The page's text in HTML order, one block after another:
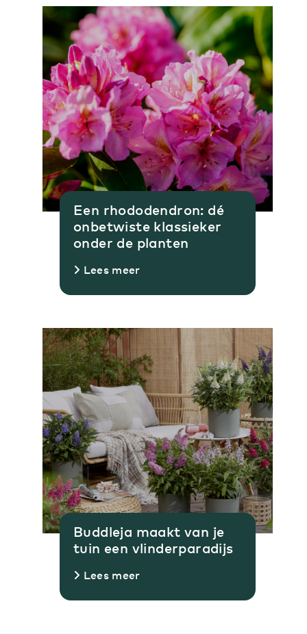
Een rhododendron: dé
onbetwiste klassieker
onder de planten
Lees meer
Buddleja maakt van je
tuin een vlinderparadijs
Lees meer